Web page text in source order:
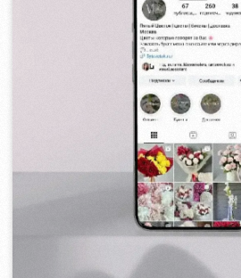
[ logo ] [ web ] [ seo ] [ design ]
TOP TRAVEL COMPANY